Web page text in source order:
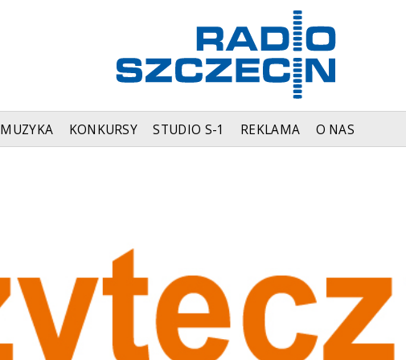
MUZYKA KONKURSY STUDIO S-1 REKLAMA O NAS